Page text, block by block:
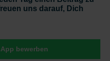
uns darauf, Dich
bewerben